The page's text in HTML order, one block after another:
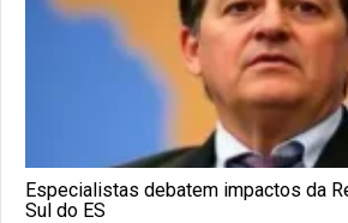
Especialistas debatem impactos da
Sul do ES